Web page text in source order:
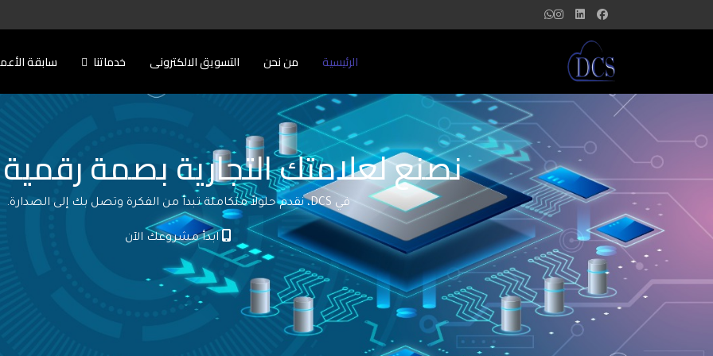
الرئيسية من نحن التسويق الالكترونى خدماتنا سابقة
نصنع لعلامتك التجارية بصمة
في DCS، نقدم حلولاً متكاملة تبدأ من الفكرة وتصل بك إلى الصدارة.
ابدأ مشروعك الآن